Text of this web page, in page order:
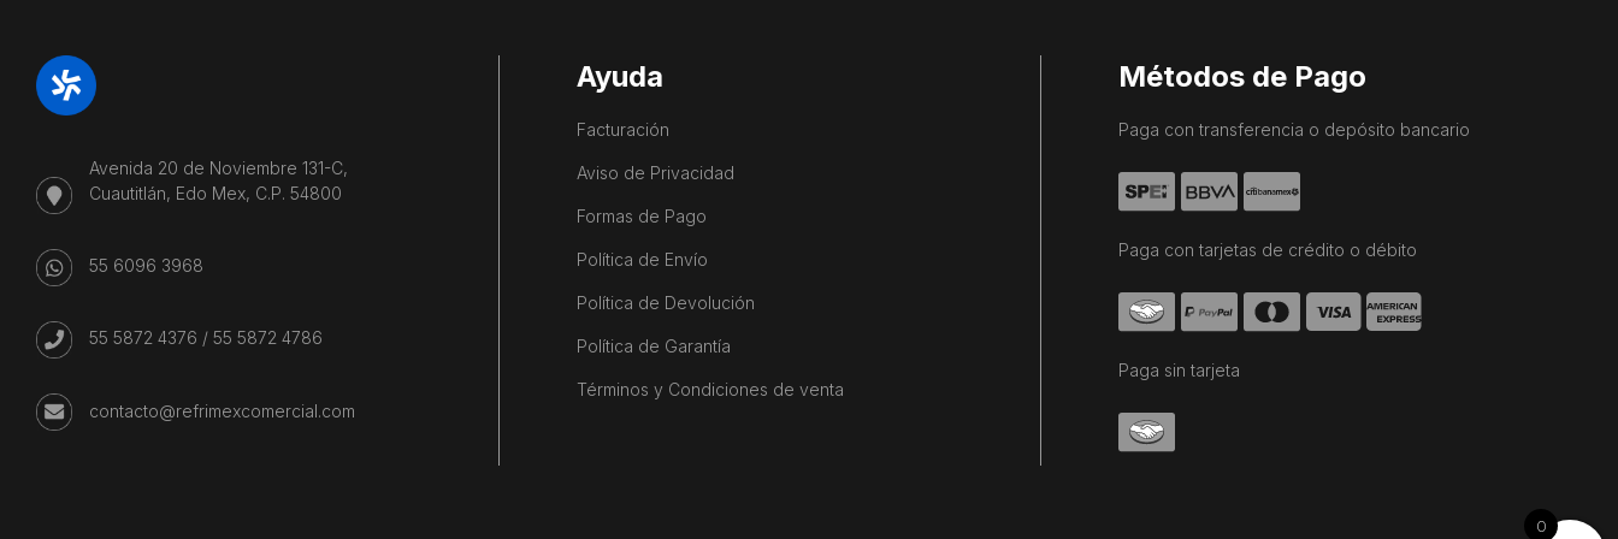
Avenida 20 de Noviembre 131-C,
Cuautitlán, Edo Mex, C.P. 54800
55 6096 3968
55 5872 4376 / 55 5872 4786
contacto@refrimexcomercial.com
Ayuda
Facturación
Aviso de Privacidad
Formas de Pago
Política de Envío
Política de Devolución
Política de Garantía
Términos y Condiciones de venta
Métodos de Pago
Paga con transferencia o depósito bancario
Paga con tarjetas de crédito o débito
Paga sin tarjeta
0